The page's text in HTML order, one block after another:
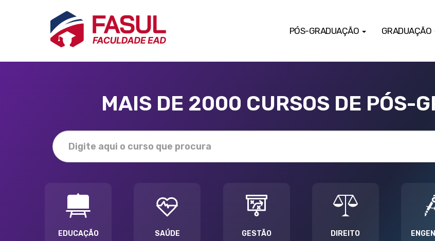
PÓS-GRADUAÇÃO GRADUAÇÃO
MAIS DE 2000 CURSOS DE PÓS-
EDUCAÇÃO SAÚDE GESTÃO DIREITO